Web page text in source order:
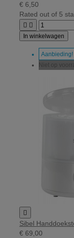
€ 6,50
Rated out of 5
 
In winkelwagen
Aanbieding!
Niet op

Sibel
€ 69,00